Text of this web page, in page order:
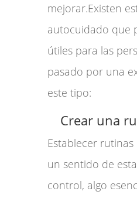
mejorar.Existen
autocuidado que
útiles para las
pasado por una
este tipo:
Crear una
Establecer
un sentido de
control, algo